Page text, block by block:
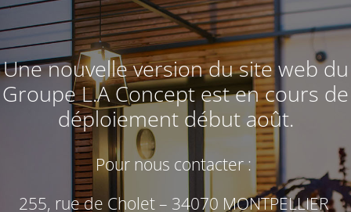
Une nouvelle version du site web du
Groupe L.A Conceptest en cours de
déploiement début août.
Pour nous contacter :
255, rue de Cholet – 34070 MONTPELLIER